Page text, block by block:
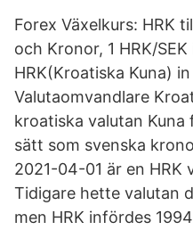
Forex Växelkurs: HRK
och Kronor, 1 HRK/
HRK(Kroatiska Kuna)
Valutaomvandlare
kroatiska valutan Kuna
sätt som svenska
2021-04-01 är en HRK
Tidigare hette valutan
men HRK infördes